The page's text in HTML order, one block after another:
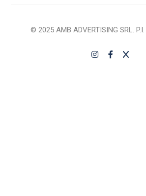
© 2025 AMB ADVERTISING SRL.